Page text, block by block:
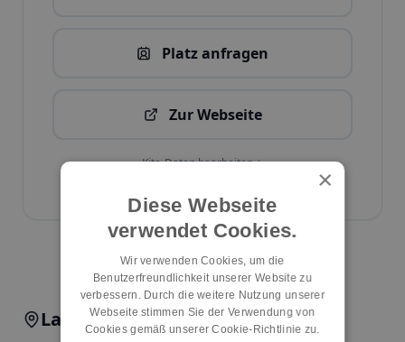
Platz anfragen
Zur Webseite
Kita-Daten bearbeiten
Lage & Anfahrt
×
Diese Webseite
verwendet Cookies.
Wir verwenden Cookies, um die
Benutzerfreundlichkeit unserer Website zu
verbessern. Durch die weitere Nutzung unserer
Webseite stimmen Sie der Verwendung von
Cookies gemäß unserer Cookie-Richtlinie zu.